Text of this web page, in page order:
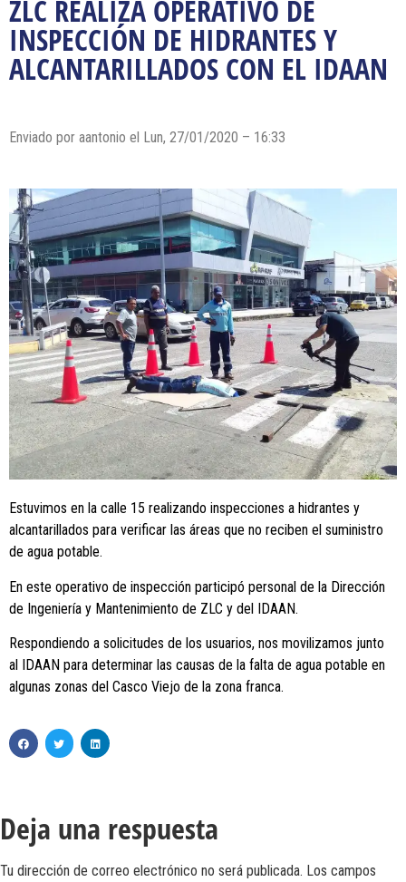
ZLC REALIZA OPERATIVO DE
INSPECCIÓN DE HIDRANTES Y
ALCANTARILLADOS CON EL IDAAN
Enviado por aantonio el Lun, 27/01/2020 – 16:33
Estuvimos en la calle 15 realizando inspecciones a hidrantes y
alcantarillados para verificar las áreas que no reciben el suministro
de agua potable.
En este operativo de inspección participó personal de la Dirección
de Ingeniería y Mantenimiento de ZLC y del IDAAN.
Respondiendo a solicitudes de los usuarios, nos movilizamos junto
al IDAAN para determinar las causas de la falta de agua potable en
algunas zonas del Casco Viejo de la zona franca.
Deja una respuesta
Tu dirección de correo electrónico no será publicada. Los campos